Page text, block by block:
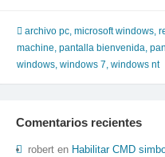
7
“otro
usuario”
loguearse
y
password
archivo pc, microsoft windows,
machine, pantalla bienvenida,
windows, windows 7, windows nt
Comentarios recientes
roberten Habilitar CMD